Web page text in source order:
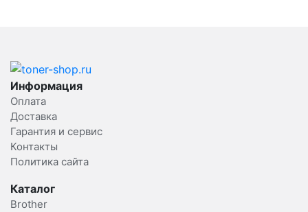
Информация
Оплата
Доставка
Гарантия и сервис
Контакты
Политика сайта
Каталог
Brother